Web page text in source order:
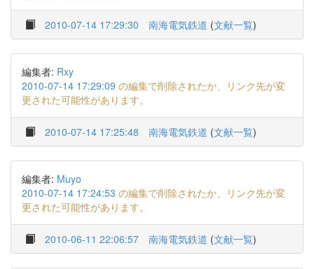
2010-07-14 17:29:30 南海電気鉄道 (文献一覧)
編集者: Rxy
2010-07-14 17:29:09 の編集で削除されたか、リンク先が変
更された可能性があります。
2010-07-14 17:25:48 南海電気鉄道 (文献一覧)
編集者: Muyo
2010-07-14 17:24:53 の編集で削除されたか、リンク先が変
更された可能性があります。
2010-06-11 22:06:57 南海電気鉄道 (文献一覧)